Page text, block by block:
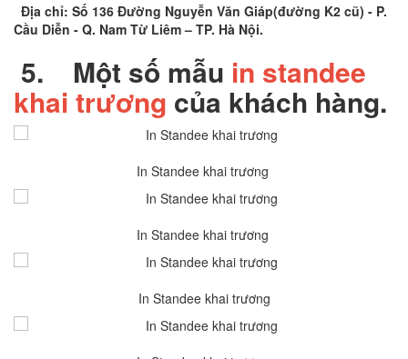
Địa chỉ: Số 136 Đường Nguyễn Văn Giáp(đường K2 cũ) - P.
Cầu Diễn - Q. Nam Từ Liêm – TP. Hà Nội.
5. Một số mẫu in standee
khai trương của khách hàng.
In Standee khai trương
In Standee khai trương
In Standee khai trương